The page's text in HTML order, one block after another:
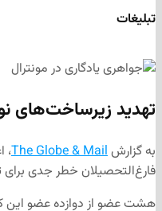
تبلیغات
تهدید زیرساخت‌های
به گزارشThe Globe & Mail،
فارغ‌التحصیلان خطر جدی برای
هشت عضو از دوازده عضو این